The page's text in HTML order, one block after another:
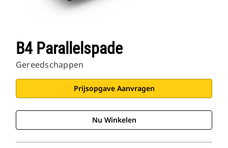
B4 Parallelspade
Gereedschappen
Prijsopgave Aanvragen
Nu Winkelen